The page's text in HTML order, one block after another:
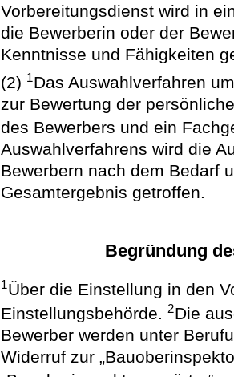
Vorbereitungsdienst wird in
die Bewerberin oder der
Kenntnisse und Fähigkeiten
(2) 1Das Auswahlverfahren
zur Bewertung der
des Bewerbers und ein
Auswahlverfahrens wird die
Bewerbern nach dem Bedarf
Gesamtergebnis getroffen.
Begründung
1Über die Einstellung in den
Einstellungsbehörde.2Die
Bewerber werden unter
Widerruf zur